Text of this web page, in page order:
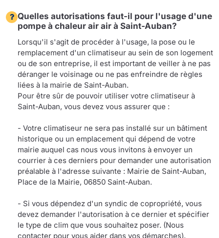
Quelles autorisations faut-il pour l'usage d'une
pompe à chaleur air air à Saint-Auban?
Lorsqu'il s'agit de procéder à l'usage, la pose ou le
remplacement d'un climatiseur au sein de son logement
ou de son entreprise, il est important de veiller à ne pas
déranger le voisinage ou ne pas enfreindre de règles
liées à la mairie de Saint-Auban.
Pour être sûr de pouvoir utiliser votre climatiseur à
Saint-Auban, vous devez vous assurer que :
- Votre climatiseur ne sera pas installé sur un bâtiment
historique ou un emplacement qui dépend de votre
mairie auquel cas nous vous invitons à envoyer un
courrier à ces derniers pour demander une autorisation
préalable à l'adresse suivante : Mairie de Saint-Auban,
Place de la Mairie, 06850 Saint-Auban.
- Si vous dépendez d'un syndic de copropriété, vous
devez demander l'autorisation à ce dernier et spécifier
le type de clim que vous souhaitez poser. (Nous
contacter pour vous aider dans vos démarches).